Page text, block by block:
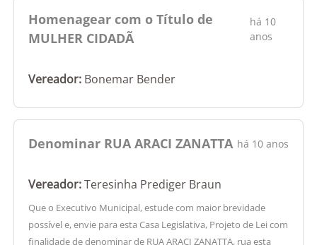
Homenagear com o Título de
MULHER CIDADÃ
há 10
anos
Vereador: Bonemar Bender
Denominar RUA ARACI ZANATTA há 10 anos
Vereador:Teresinha Prediger Braun
Que o Executivo Municipal, estude com maior brevidade
possível e, envie para esta Casa Legislativa, Projeto de Lei com
finalidade de denominar de RUA ARACI ZANATTA, rua esta